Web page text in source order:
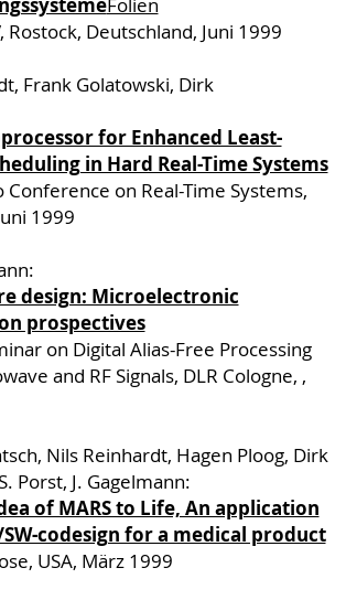
Folien
Rostock, Deutschland, Juni 1999
Frank Golatowski, Dirk
for Enhanced Least-
in Hard Real-Time Systems
on Real-Time Systems,
1999
design: Microelectronic
prospectives
on Digital Alias-Free Processing
and RF Signals, DLR Cologne, ,
Nils Reinhardt, Hagen Ploog, Dirk
Porst, J. Gagelmann:
of MARS to Life, An application
codesign for a medical product
USA, März 1999